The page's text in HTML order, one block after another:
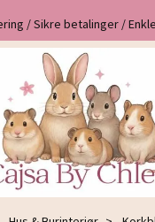
/ Sikre betalinger /